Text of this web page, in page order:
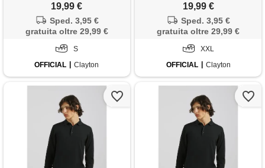
19,99 €
Sped. 3,95 €
gratuita oltre 29,99 €
S
OFFICIAL
Clayton
19,99 €
Sped. 3,95 €
gratuita oltre 29,99 €
XXL
OFFICIAL
Clayton